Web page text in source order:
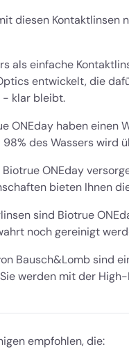
diesen Kontaktlinsen
als einfache
entwickelt, die
- klar bleibt.
ONEday haben einen
des Wassers wird
ONEday
bieten Ihnen
sind Biotrue
noch gereinigt
Bausch&Lomb sind
werden mit der
empfohlen, die: